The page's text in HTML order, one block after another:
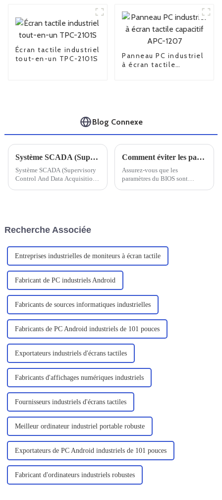
Écran tactile industriel
tout-en-un TPC-2101S
Panneau PC industriel
à écran tactile
Blog Connexe
Système SCADA (Supervisory Control And Data Acquisition)
Système SCADA (Supervisory
Control And Data Acquisition),
Comment éviter les pannes informatiques
Assurez-vous que les
paramètres du BIOS sont
Recherche Associée
Entreprises industrielles de moniteurs à écran tactile
Fabricant de PC industriels Android
Fabricants de sources informatiques industrielles
Fabricants de PC Android industriels de 101 pouces
Exportateurs industriels d'écrans tactiles
Fabricants d'affichages numériques industriels
Fournisseurs industriels d'écrans tactiles
Meilleur ordinateur industriel portable robuste
Exportateurs de PC Android industriels de 101 pouces
Fabricant d'ordinateurs industriels robustes